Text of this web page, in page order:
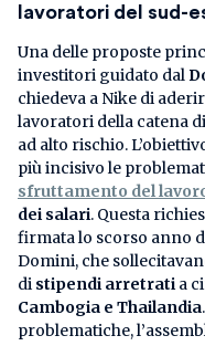
lavoratori del sud-
Una delle proposte
investitori guidato dal
chiedeva a Nike di
lavoratori della catena
ad alto rischio.
più incisivo le
sfruttamento del
dei salari. Questa
firmata lo scorso anno
Domini, che
di stipendi arretrati a
Cambogia e Thailandia
problematiche,